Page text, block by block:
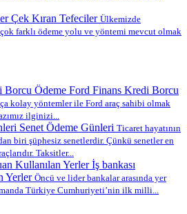
Çek Kıran Tefeciler Ülkemizde
farklı ödeme yolu ve yöntemi mevcut olmak
Ford Finans Kredi Borcu
kolay yöntemler ile Ford araç sahibi olmak
ilginizi...
Senet Ödeme Günleri Ticaret hayatının
biri şüphesiz senetlerdir. Çünkü senetler en
Taksitler...
İş bankası
Yerler Öncü ve lider bankalar arasında yer
Türkiye Cumhuriyeti’nin ilk milli...